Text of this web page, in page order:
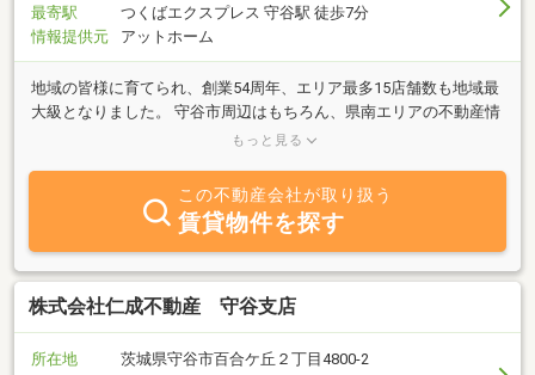
最寄駅
つくばエクスプレス 守谷駅 徒歩7分
情報提供元
アットホーム
地域の皆様に育てられ、創業54周年、エリア最多15店舗数も地域最
大級となりました。 守谷市周辺はもちろん、県南エリアの不動産情
報を幅広いネットワークで多数ご紹介、ご提供させていただいてお
ム・増改築の疑問や不安など、あらゆるご要望・ご相談にその分野
の専門家集団として、お客様の立場に立ってきめ細かなサービスで
努めさせていただきます。 当守谷市店では、若さと活気あふれるス
タッフが、お客様のご来店を笑顔でお待ちしております。どうぞお
気軽にご来店ください。 【不動産無料査定・買取りキャンペー
ン】不動産買取キャンペーン中。中古住宅・中古マンションなど不
ャンペーン】一括借り上げ・サブリース・入居促進キャンペーン
もっと見る
この不動産会社が取り扱う
賃貸物件を探す
株式会社仁成不動産 守谷支店
所在地
茨城県守谷市百合ケ丘２丁目4800-2